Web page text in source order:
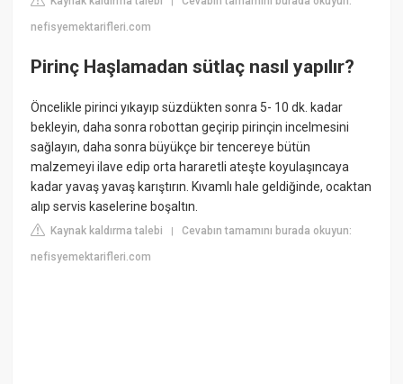
nefisyemektarifleri.com
Pirinç Haşlamadan sütlaç nasıl yapılır?
Öncelikle pirinci yıkayıp süzdükten sonra 5- 10 dk. kadar
bekleyin, daha sonra robottan geçirip pirinçin incelmesini
sağlayın, daha sonra büyükçe bir tencereye bütün
malzemeyi ilave edip orta hararetli ateşte koyulaşıncaya
kadar yavaş yavaş karıştırın. Kıvamlı hale geldiğinde, ocaktan
alıp servis kaselerine boşaltın.
Kaynak kaldırma talebi |Cevabın tamamını burada okuyun:
nefisyemektarifleri.com